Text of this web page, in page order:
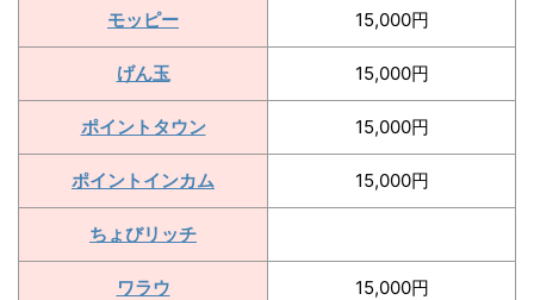
モッピー 15,000円
げん玉 15,000円
ポイントタウン 15,000円
ポイントインカム 15,000円
ちょびリッチ
ワラウ 15,000円